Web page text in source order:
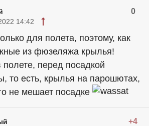
0
14:42
для полета, поэтому, как
из фюзеляжа крылья!
перед посадкой
то есть, крылья на парошютах,
не мешает посадке
+4